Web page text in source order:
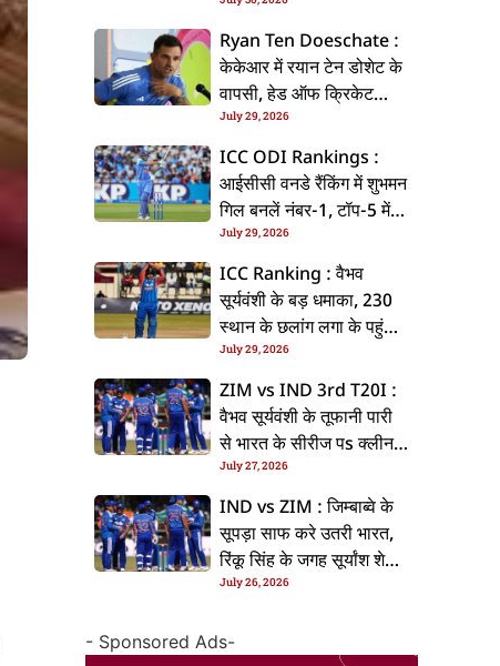
ललें संन्यास, सोशल मीडिया
पs पोस्ट कs के कइलें एलान
Ryan Ten Doeschate :
केकेआर में रयान टेन डोशेट के
वापसी, हेड ऑफ क्रिकेट
स्ट्रेटजी के जिम्मेदारी संभरिहें
July 29, 2026
ICC ODI Rankings :
आईसीसी वनडे रैंकिंग में शुभमन
गिल बनलें नंबर-1, टॉप-5 में
भारत के तीन बल्लेबाज
July 29, 2026
ICC Ranking : वैभव
सूर्यवंशी के बड़ धमाका, 230
स्थान के छलांग लगा के पहुंचलें
48वां नंबर पs
July 29, 2026
ZIM vs IND 3rd T20I :
वैभव सूर्यवंशी के तूफानी पारी
से भारत के सीरीज पs क्लीन
स्वीप, जिम्बाब्वे 35 रन से
हारल
July 27, 2026
IND vs ZIM : जिम्बाब्वे के
सूपड़ा साफ करे उतरी भारत,
रिंकू सिंह के जगह सूर्यांश शेडगे
के मिल सकेला मवका
July 26, 2026
- Sponsored Ads-